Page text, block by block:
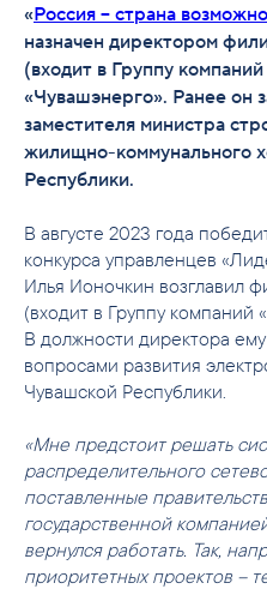
«Россия – страна
назначен директором
(входит в Группу
«Чувашэнерго». Ранее он
заместителя министра
жилищно-коммунального
Республики.
В августе 2023 года
конкурса управленцев
Илья Ионочкин возглавил
(входит в Группу компаний
В должности директора
вопросами развития
Чувашской Республики.
«Мне предстоит решать
распределительного
поставленные
государственной
вернулся работать. Так,
приоритетных проектов –